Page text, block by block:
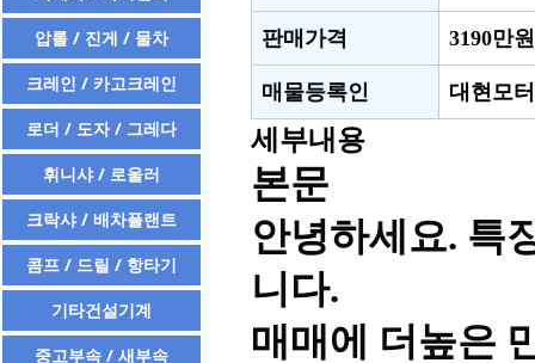
판매가격 3190만원
매물등록인 대현모
세부내용
본문
안녕하세요. 특
니다.
매매에 더높은
압롤 / 진게 / 물차
크레인 / 카고크레인
로더 / 도자 / 그레다
휘니샤 / 로울러
크락샤 / 배차플랜트
콤프 / 드릴 / 항타기
기타건설기계
중고부속 / 새부속